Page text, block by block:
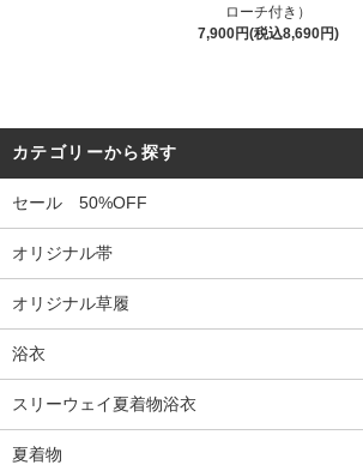
ローチ付き）
7,900円(税込8,690円)
カテゴリーから探す
セール 50%OFF
オリジナル帯
オリジナル草履
浴衣
スリーウェイ夏着物浴衣
夏着物